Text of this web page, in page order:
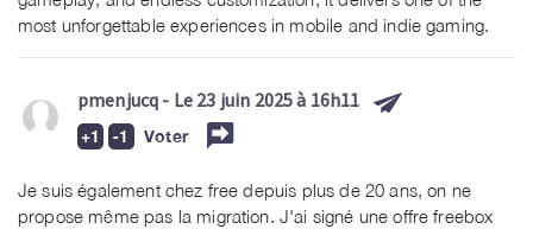
most unforgettable experiences in mobile and indie gaming.
pmenjucq - Le 23 juin 2025 à 16h11
Voter
Je suis également chez free depuis plus de 20 ans, on ne
propose même pas la migration. J'ai signé une offre freebox